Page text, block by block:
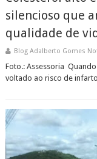
silencioso que
qualidade de
Blog Adalberto Gomes
Foto.: Assessoria
voltado ao risco de